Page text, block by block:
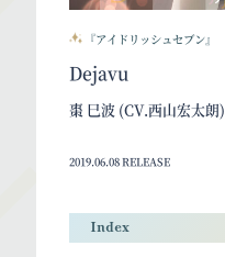
『アイドリッシュセブン』
Dejavu
棗 巳波 (CV.西山宏太朗)
2019.06.08 RELEASE
Index